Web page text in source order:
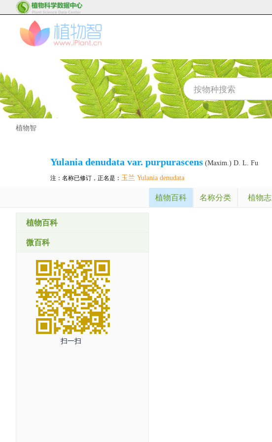
植物智
Yulania denudata var. purpurascens (Maxim.) D. L. Fu
注：名称已修订，正名是： 玉兰 Yulania denudata
植物百科 名称分类 植物志
植物百科
微百科
扫一扫